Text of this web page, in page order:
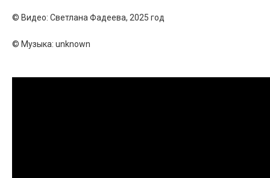
© Видео: Светлана Фадеева, 2025 год
© Музыка: unknown